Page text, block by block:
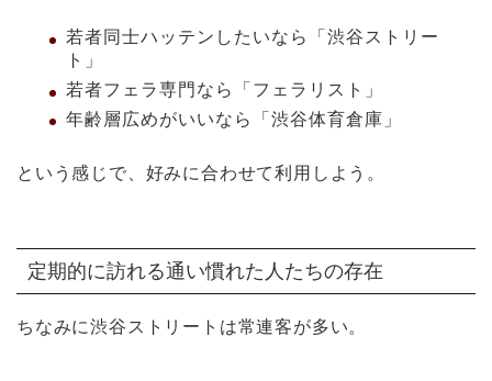
若者同士ハッテンしたいなら「渋谷ストリー
ト」
若者フェラ専門なら「フェラリスト」
年齢層広めがいいなら「渋谷体育倉庫」
という感じで、好みに合わせて利用しよう。
定期的に訪れる通い慣れた人たちの存在
ちなみに渋谷ストリートは常連客が多い。